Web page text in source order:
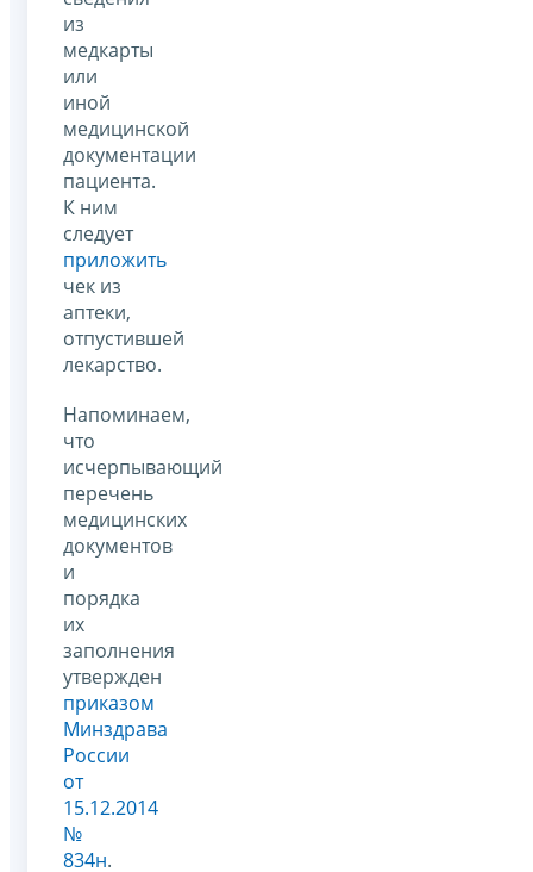
из
медкарты
или
иной
медицинской
документации
пациента.
К ним
следует
приложить
чек из
аптеки,
отпустившей
лекарство.
Напоминаем,
что
исчерпывающий
перечень
медицинских
документов
и
порядка
их
заполнения
утвержден
приказом
Минздрава
России
от
15.12.2014
№
834н.